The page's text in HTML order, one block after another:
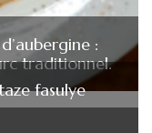
:
traditionnel.
fasulye